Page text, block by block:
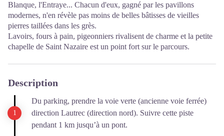
Blanque, l'Entraye... Chacun d'eux, gagné par les pavillons
modernes, n'en révèle pas moins de belles bâtisses de vieilles
pierres taillées dans les grès.
Lavoirs, fours à pain, pigeonniers rivalisent de charme et la petite
chapelle de Saint Nazaire est un point fort sur le parcours.
Description
Du parking, prendre la voie verte (ancienne voie ferrée)
direction Lautrec (direction nord). Suivre cette piste
pendant 1 km jusqu’à un pont.